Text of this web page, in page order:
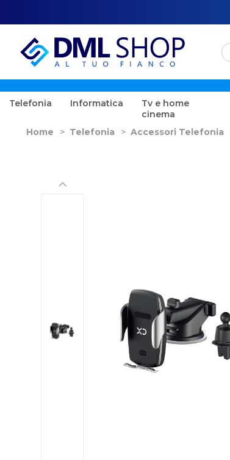
Telefonia Informatica
Tv e home
cinema
Home > Telefonia > Accessori Telefonia